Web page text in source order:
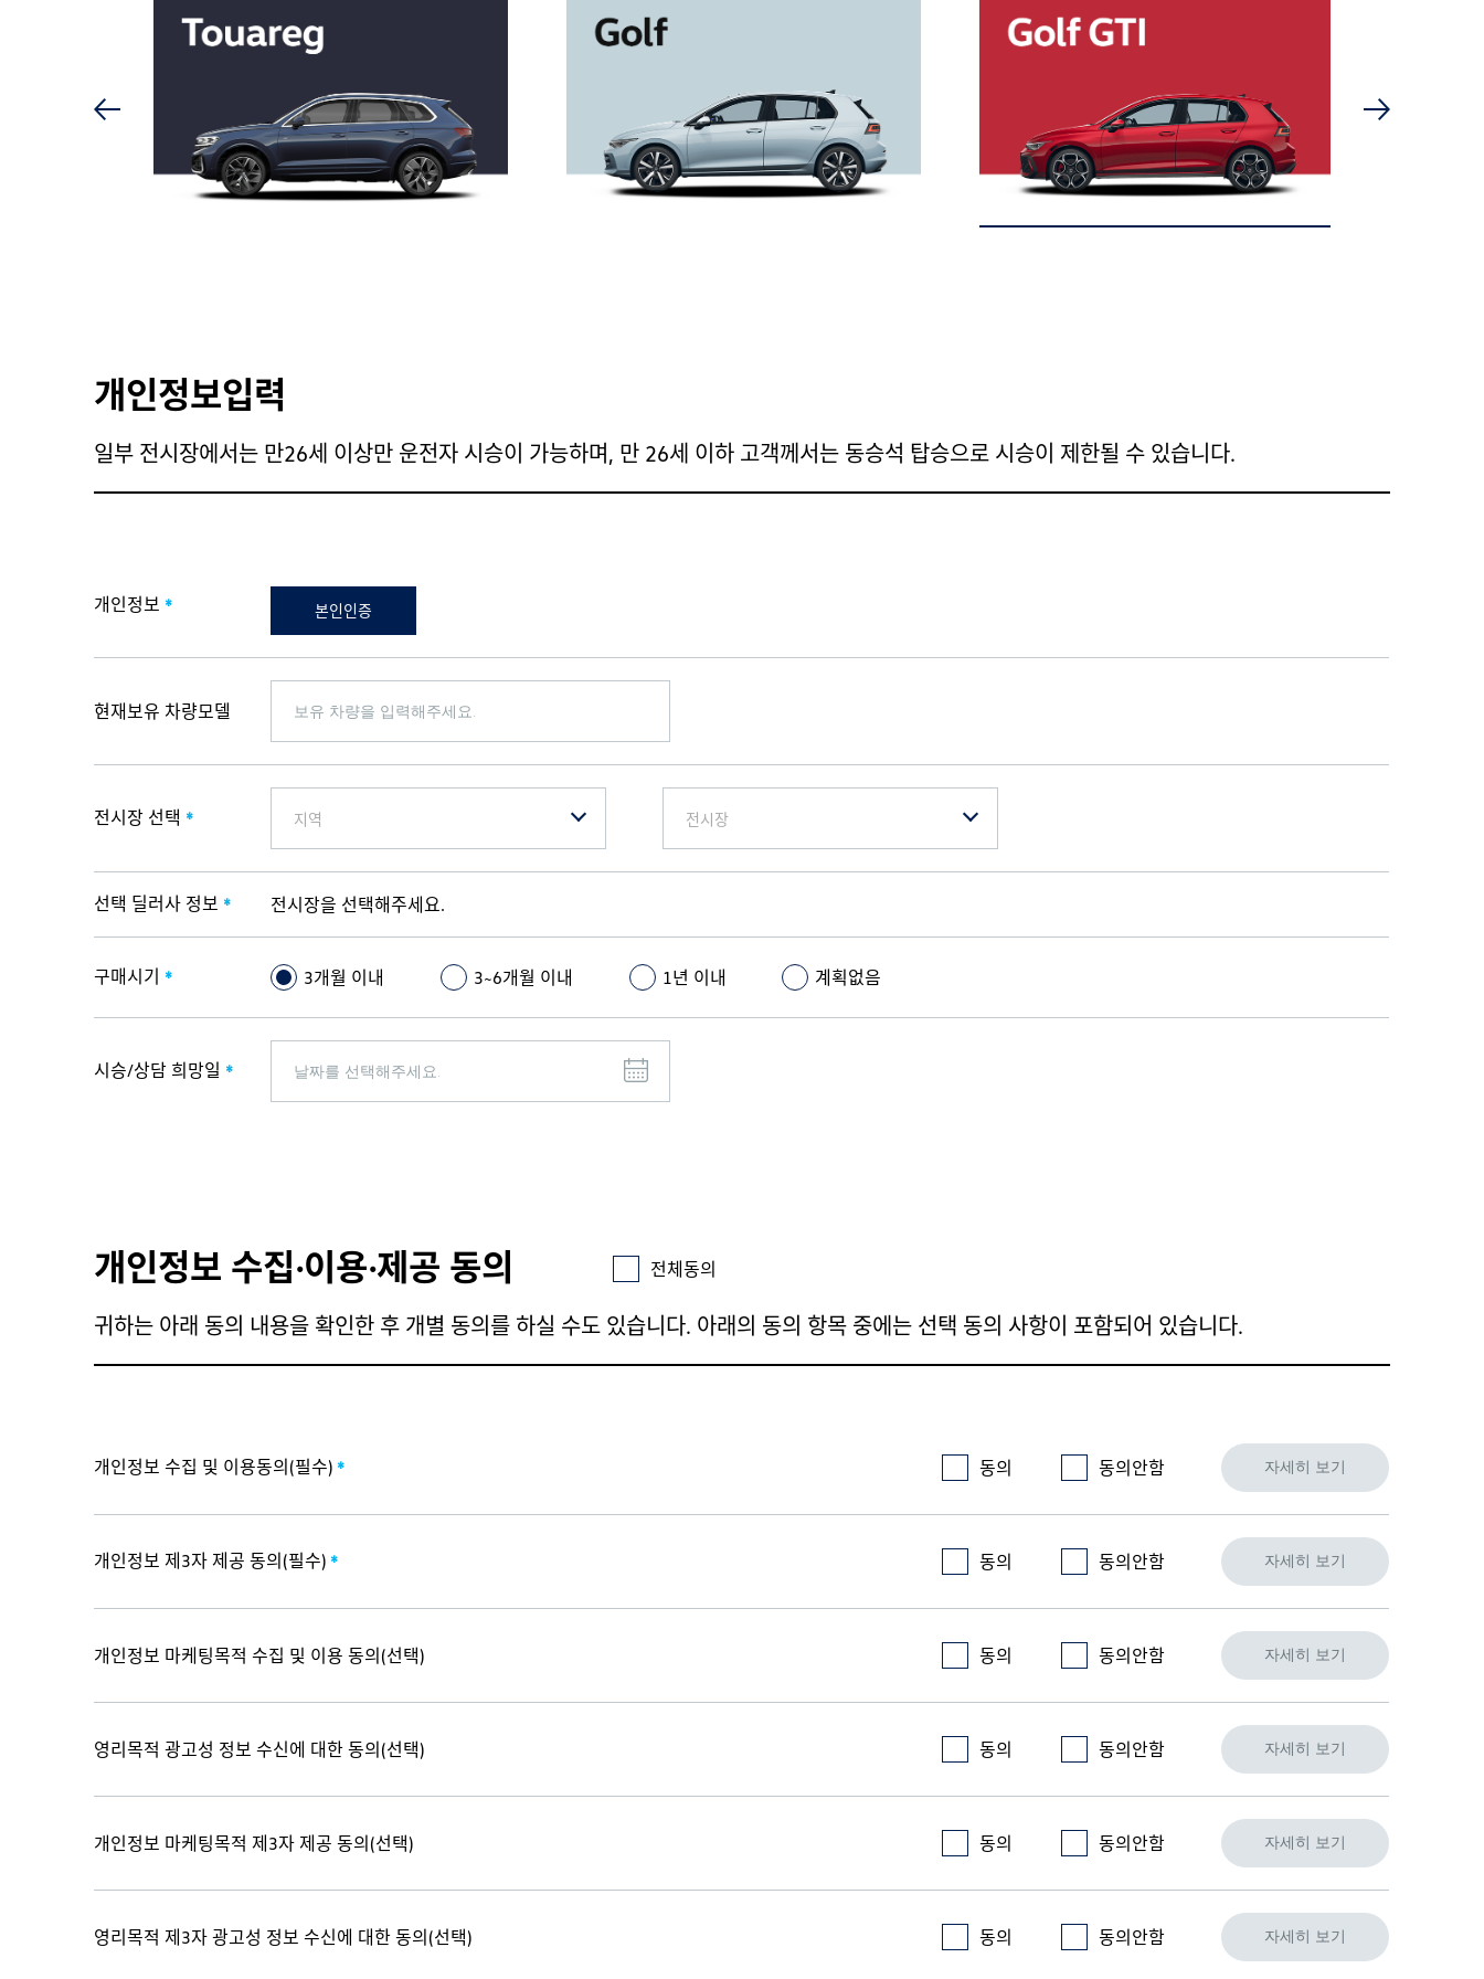
개인정보입력
일부 전시장에서는 만26세 이상만 운전자 시승이 가능하며, 만 26세 이하 고객께서는 동승석 탑승으로 시승이 제한될 수 있습니다.
개인정보 * 본인인증
현재보유 차량모델
전시장 선택 * 지역 전시장
선택 딜러사 정보 * 전시장을 선택해주세요.
구매시기 * 3개월 이내 3~6개월 이내 1년 이내 계획없음
시승/상담 희망일 *
개인정보 수집∙이용∙제공 동의
귀하는 아래 동의 내용을 확인한 후 개별 동의를 하실 수도 있습니다. 아래의 동의 항목 중에는 선택 동의 사항이 포함되어 있습니다.
전체동의
개인정보 수집 및 이용동의(필수) * 동의 동의안함 자세히 보기
개인정보 제3자 제공 동의(필수) * 동의 동의안함 자세히 보기
개인정보 마케팅목적 수집 및 이용 동의(선택) 동의 동의안함 자세히 보기
영리목적 광고성 정보 수신에 대한 동의(선택) 동의 동의안함 자세히 보기
개인정보 마케팅목적 제3자 제공 동의(선택) 동의 동의안함 자세히 보기
영리목적 제3자 광고성 정보 수신에 대한 동의(선택) 동의 동의안함 자세히 보기